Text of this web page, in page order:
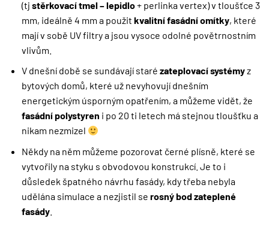
(tj stěrkovací tmel – lepidlo+ perlinka vertex) v tloušťce 3
mm, ideálně 4 mm a použit kvalitní fasádní omítky, které
mají v sobě UV filtry a jsou vysoce odolné povětrnostním
vlivům.
V dnešní době se sundávají staré zateplovací systémyz
bytových domů, které už nevyhovují dnešním
energetickým úsporným opatřením, a můžeme vidět, že
fasádní polystyren i po 20 ti letech má stejnou tloušťku a
nikam nezmizel
Někdy na něm můžeme pozorovat černé plísně, které se
vytvořily na styku s obvodovou konstrukcí. Je to i
důsledek špatného návrhu fasády, kdy třeba nebyla
udělána simulace a nezjistil se rosný bod zateplené
fasády.